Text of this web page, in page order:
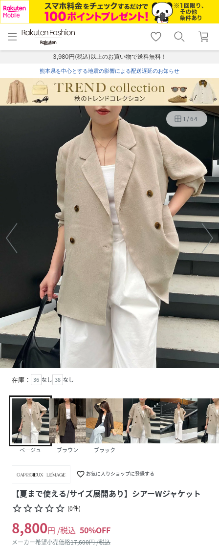
menu home
トップ
shopping_cart lock_outline
ログイン
3,980円(税込)以上のお買い物で送料無料！
熊本県を中心とする地震の影響による配送遅延のお知らせ
1/64
在庫： 36 なし 38 なし
ベージュ ブラウン ブラック
favorite_border お気に入りショップに登録する
【夏まで使える/サイズ展開あり】シアーWジャケット
star_borderstar_borderstar_borderstar_borderstar_border (0件)
8,800円 /税込 50%OFF
メーカー希望小売価格17,600円 /税込